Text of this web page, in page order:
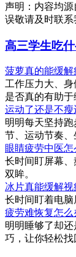
声明：内容均
误敬请及时联系
高三学生吃
菠萝真的能缓解
工作压力大、
是否真的有助于
运动了还是不瘦
明明每天坚持
节、运动节奏
眼睛疲劳中医
长时间盯屏幕
双眸。
冰片真能缓解视
长时间盯着电
疲劳难恢复怎么
明明睡够了却
巧，让你轻松找